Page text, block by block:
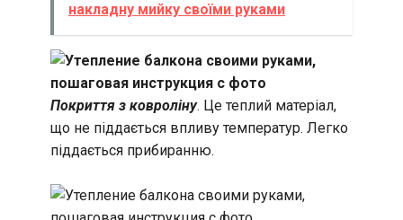
накладну мийку своїми руками
Покриття з ковроліну. Це теплий матеріал,
що не піддається впливу температур. Легко
піддається прибиранню.